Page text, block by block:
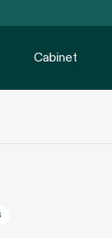
Cabinet